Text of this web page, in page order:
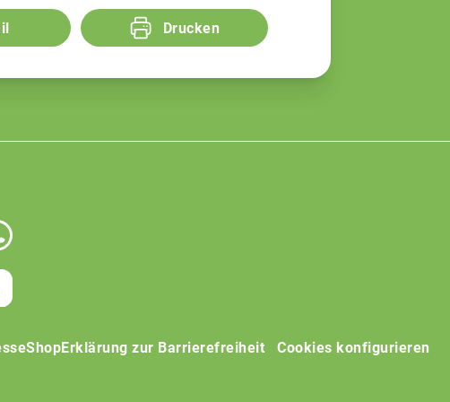
Drucken
ShopErklärung zur Barrierefreiheit Cookies konfigurieren